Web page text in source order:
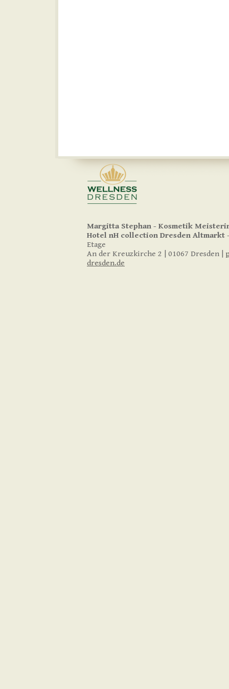
Margitta Stephan - Kosmetik
Hotel nH collection Dresden Altmarkt
Etage
An der Kreuzkirche 2 | 01067 Dresden |
dresden.de